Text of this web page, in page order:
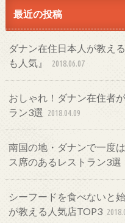
最近の投稿
ダナン在住日本人が教え
も人気』
2018.06.07
おしゃれ！ダナン在住者
ラン3選 2018.04.09
南国の地・ダナンで一度
ス席のあるレストラン3選
シーフードを食べないと
が教える人気店TOP3